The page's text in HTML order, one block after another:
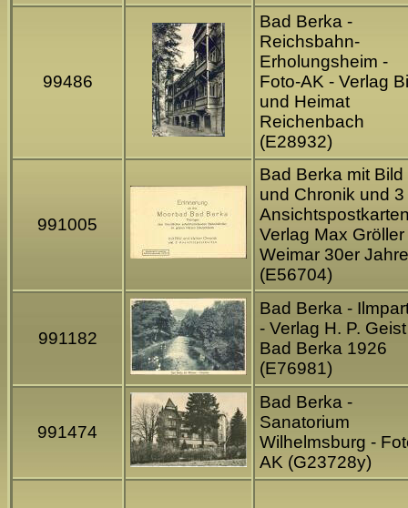
99486
Bad Berka -
Reichsbahn-
Erholungsheim -
Foto-AK - Verlag
und Heimat
Reichenbach
(E28932)
991005
Bad Berka mit Bild
und Chronik und 3
Verlag Max Gröller
Weimar 30er Jahre
(E56704)
991182
Bad Berka -
- Verlag H. P. Geist
Bad Berka 1926
(E76981)
991474
Bad Berka -
Sanatorium
Wilhelmsburg -
AK (G23728y)